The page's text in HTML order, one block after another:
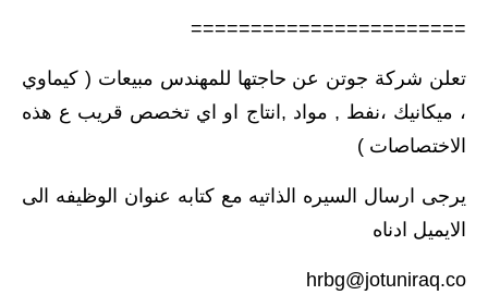
الاخبار الاقتصادية
الاخبار الرياضية
اخبار وقرارات وزارة التربية
=======================
تعلن شركة جوتن عن حاجتها للمهندس مبيعات ( كيماوي
، ميكانيك ،نفط , مواد ,انتاج او اي تخصص قريب ع هذه
الاختصاصات )
يرجى ارسال السيره الذاتيه مع كتابه عنوان الوظيفه الى
الايميل ادناه
hrbg@jotuniraq.co